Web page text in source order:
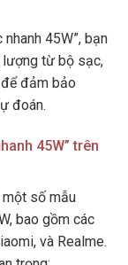
45W”, bạn
lượng từ bộ sạc,
đảm bảo
đoán.
45W” trên
một số mẫu
bao gồm các
và Realme.